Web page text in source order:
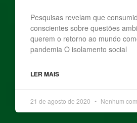
Pesquisas revelam que
conscientes sobre questões
querem o retorno ao mundo
pandemia O isolamento social
LER MAIS
21 de agosto de 2020 Nenhum